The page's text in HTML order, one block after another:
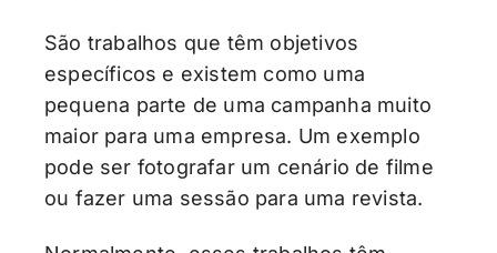
São trabalhos que têm objetivos
específicos e existem como uma
pequena parte de uma campanha muito
maior para uma empresa. Um exemplo
pode ser fotografar um cenário de filme
ou fazer uma sessão para uma revista.